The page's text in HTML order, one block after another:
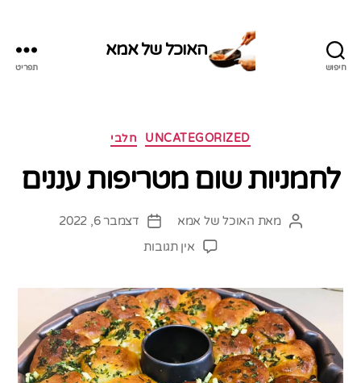
חיפוש
האוכל של אמא
תפריט
קטגוריות
UNCATEGORIZED חלבי
לחמניות שום מטריפות עננים
המחבר
מאת האוכל של אמא
תאריךדצמבר 6, 2022
אין תגובותעל
מטריפות
עננים